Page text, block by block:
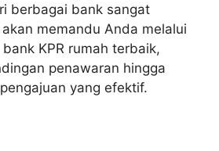
berbagai bank sangat
memandu Anda melalui
KPR rumah terbaik,
penawaran hingga
yang efektif.